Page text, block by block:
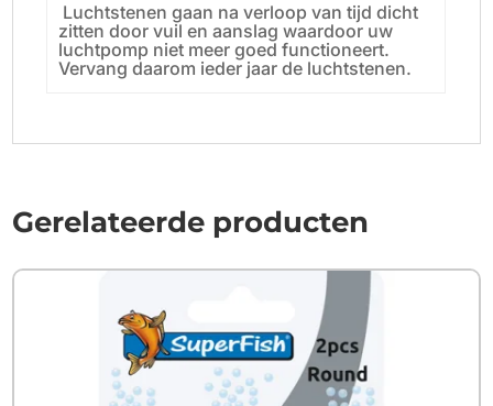
Luchtstenen gaan na verloop van tijd dicht
zitten door vuil en aanslag waardoor uw
luchtpomp niet meer goed functioneert.
Vervang daarom ieder jaar de luchtstenen.
Gerelateerde producten